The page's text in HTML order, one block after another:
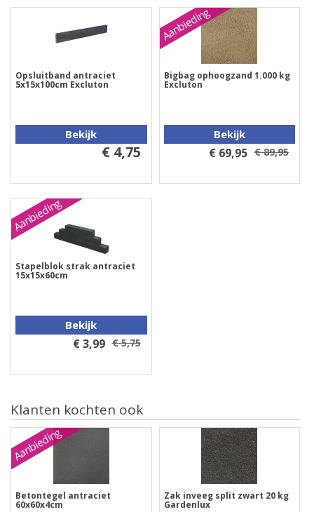
Opsluitband antraciet
5x15x100cm Excluton
Bekijk
€ 4,75
Aanbieding
Bigbag ophoogzand 1.000 kg
Excluton
Bekijk
€ 69,95 € 89,95
Aanbieding
Stapelblok strak antraciet
15x15x60cm
Bekijk
€ 3,99 € 5,75
Klanten kochten ook
Aanbieding
Betontegel antraciet
60x60x4cm
Zak inveeg split zwart 20 kg
Gardenlux